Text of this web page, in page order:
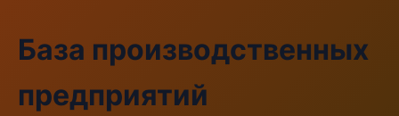
База производственных
предприятий